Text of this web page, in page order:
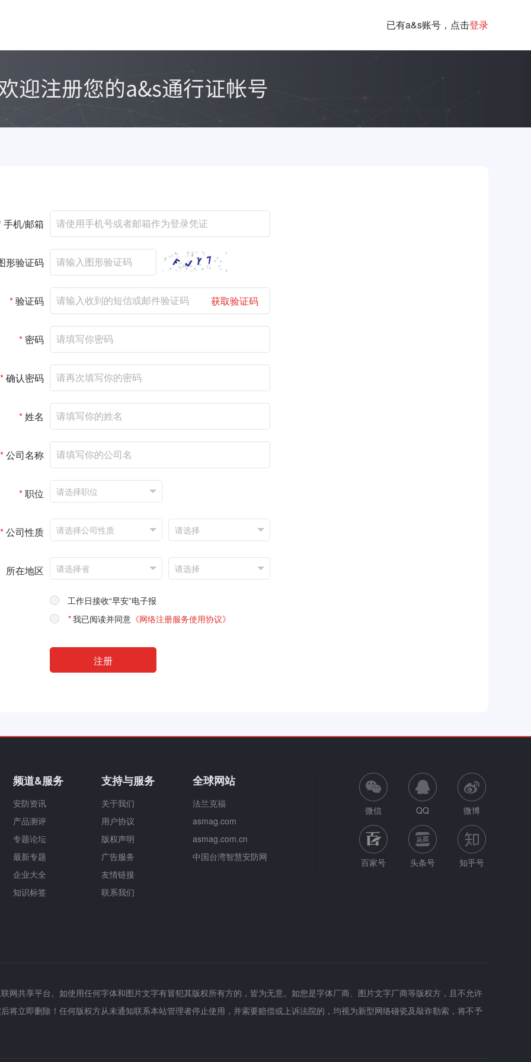
已有a&s账号，点击登录
手机/邮箱
形验证码
*验证码 获取验证码
* 密码
*确认密码
*姓名
*公司名称
*职位
*公司性质
所在地区
工作日接收“早安”电子报
*我已阅读并同意 《网络注册服务使用协议》
频道&服务
安防资讯
产品测评
专题论坛
最新专题
企业大全
知识标签
支持与服务
关于我们
用户协议
版权声明
广告服务
友情链接
联系我们
全球网站
法兰克福
asmag.com
asmag.com.cn
中国台湾智慧安防网
微信 QQ 微博
百家号 头条号 知乎号
网共享平台。如使用任何字体和图片文字有冒犯其版权所有方的，皆为无意。如您是字体厂商、图片文字厂商等版权方，且不允许
将立即删除！任何版权方从未通知联系本站管理者停止使用，并索要赔偿或上诉法院的，均视为新型网络碰瓷及敲诈勒索，将不予